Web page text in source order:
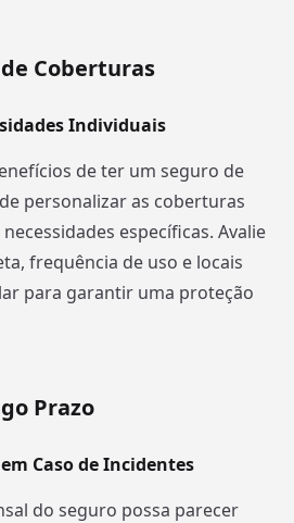
Coberturas
Individuais
de ter um seguro de
personalizar as coberturas
específicas. Avalie
frequência de uso e locais
para garantir uma proteção
Prazo
Caso de Incidentes
do seguro possa parecer